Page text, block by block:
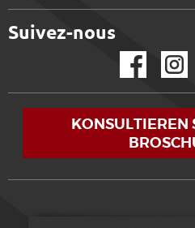
Suivez-nous
KONSULTIEREN